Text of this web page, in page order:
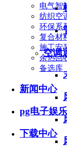
电气智
纺织空
环保系
复合材
施工安
余热回
备选库
新闻中心
pg电子娱
下载中心
空调